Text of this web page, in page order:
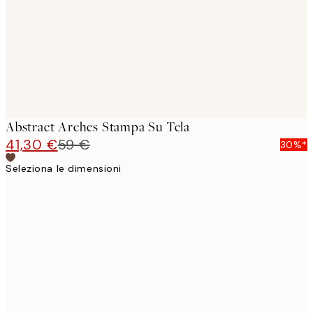
Abstract Arches Stampa Su Tela
41,30 €59 €
30%*
Seleziona le dimensioni